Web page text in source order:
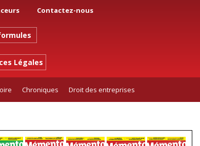
Contactez-nous
Légales
Chroniques Droit des entreprises